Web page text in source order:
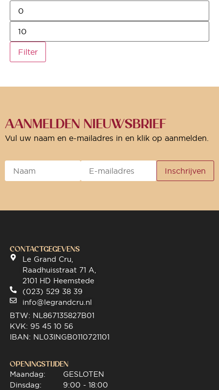
Filter
AANMELDEN NIEUWSBRIEF
Vul uw naam en e-mailadres in en klik op aanmelden.
CONTACTGEGEVENS
Le Grand Cru,
Raadhuisstraat 71 A,
2101 HD Heemstede
(023) 529 38 39
info@legrandcru.nl
BTW: NL867135827B01
KVK: 95 45 10 56
IBAN: NL03INGB0110721101
OPENINGSTIJDEN
Maandag:
Dinsdag:
GESLOTEN
9:00 - 18:00